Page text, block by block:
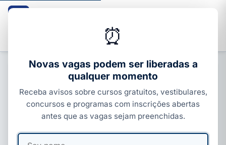
CURSOS COM CERTIFICADO
Comunicação Assertiva: curso
gratuito da Escola Virtual (EVG)
⏰
Novas vagas podem ser liberadas a
qualquer momento
Receba avisos sobre cursos gratuitos, vestibulares,
concursos e programas com inscrições abertas
antes que as vagas sejam preenchidas.
Seu
Seu